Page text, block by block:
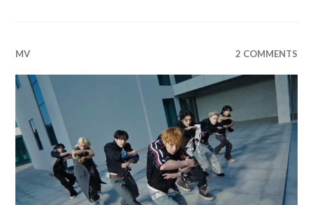
MV 2 COMMENTS